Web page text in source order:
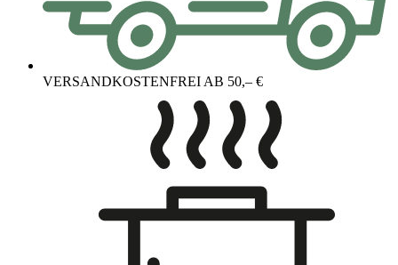
VERSANDKOSTENFREI AB 50,– €